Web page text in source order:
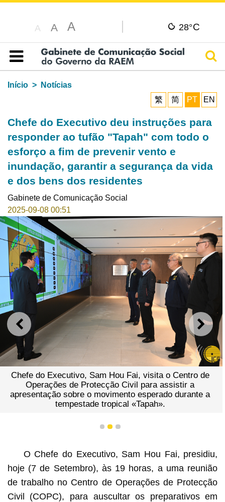
A A A 28°C
Índice
Início
Notícias
繁
简 PT EN
Chefe do Executivo deu instruções para
responder ao tufão "Tapah" com todo o
esforço a fim de prevenir vento e
inundação, garantir a segurança da vida
e dos bens dos residentes
Gabinete de Comunicação Social
2025-09-08 00:51
ANTERIOR
Chefe do Executivo, Sam Hou Fai, visita o Centro de
Operações de Protecção Civil para assistir a
apresentação sobre o movimento esperado durante a
tempestade tropical «Tapah».
1 2 3
O Chefe do Executivo, Sam Hou Fai, presidiu,
hoje (7 de Setembro), às 19 horas, a uma reunião
de trabalho no Centro de Operações de Protecção
Civil (COPC), para auscultar os preparativos em